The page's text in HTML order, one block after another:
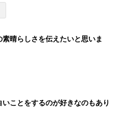
全力禁止のススメ
晴らしさを伝えたいと思いま
ことをするのが好きなのもあり